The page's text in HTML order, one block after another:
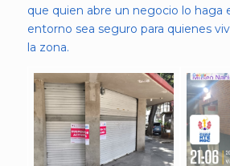
que quien abre un negocio lo haga
entorno sea seguro para quienes
la zona.